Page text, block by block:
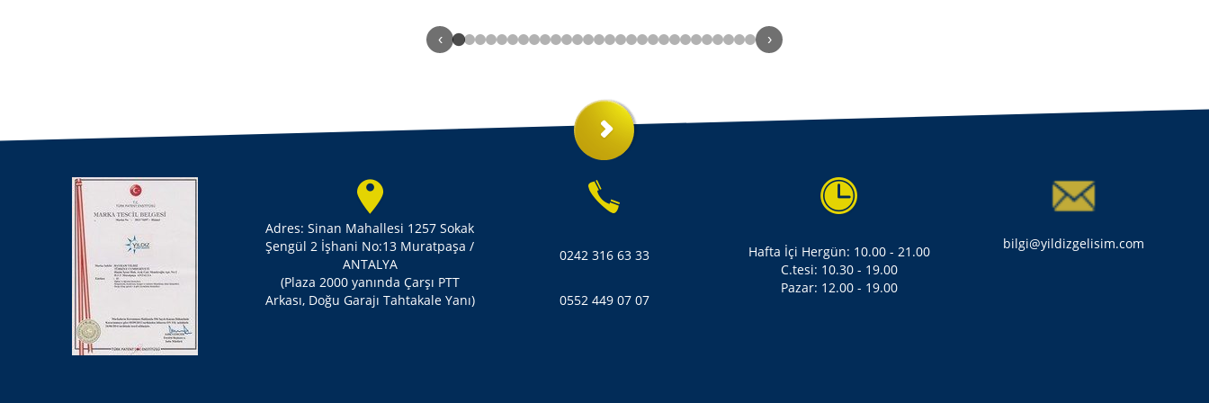
‹ ›
Adres: Sinan Mahallesi 1257 Sokak
Şengül 2 İşhani No:13 Muratpaşa /
ANTALYA
(Plaza 2000 yanında Çarşı PTT
Arkası, Doğu Garajı Tahtakale Yanı)
0242 316 63 33
0552 449 07 07
Hafta İçi Hergün: 10.00 - 21.00
C.tesi: 10.30 - 19.00
Pazar: 12.00 - 19.00
bilgi@yildizgelisim.com